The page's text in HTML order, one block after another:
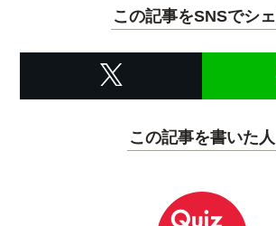
この記事をSNSでシ
この記事を書いた人